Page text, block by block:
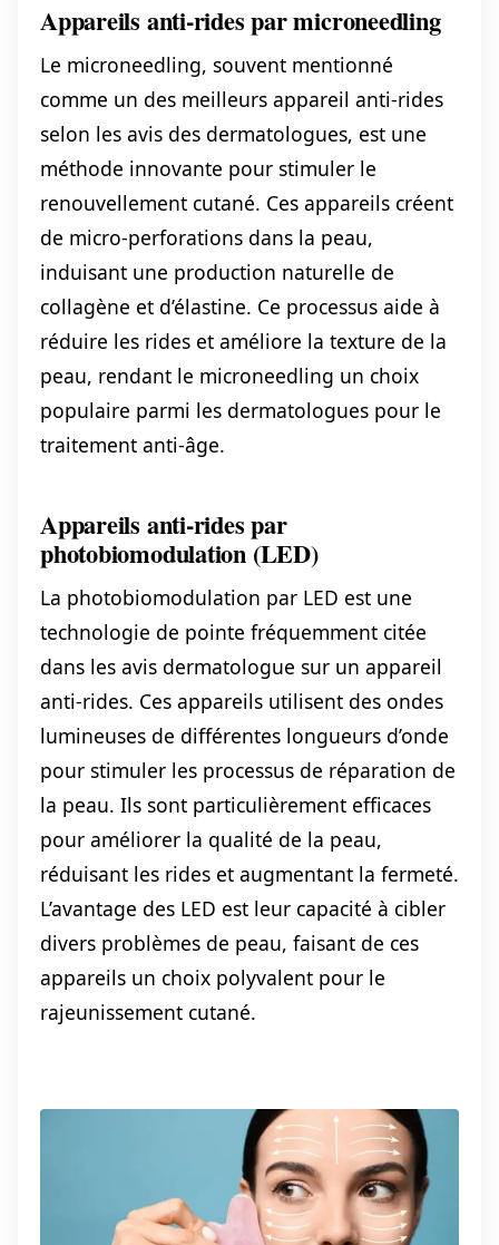
Appareils anti-rides par microneedling
Le microneedling, souvent mentionné
comme un des meilleurs appareil anti-rides
selon les avis des dermatologues, est une
méthode innovante pour stimuler le
renouvellement cutané. Ces appareils créent
de micro-perforations dans la peau,
induisant une production naturelle de
collagène et d’élastine. Ce processus aide à
réduire les rides et améliore la texture de la
peau, rendant le microneedling un choix
populaire parmi les dermatologues pour le
traitement anti-âge.
Appareils anti-rides par
photobiomodulation (LED)
La photobiomodulation par LED est une
technologie de pointe fréquemment citée
dans les avis dermatologue sur un appareil
anti-rides. Ces appareils utilisent des ondes
lumineuses de différentes longueurs d’onde
pour stimuler les processus de réparation de
la peau. Ils sont particulièrement efficaces
pour améliorer la qualité de la peau,
réduisant les rides et augmentant la fermeté.
L’avantage des LED est leur capacité à cibler
divers problèmes de peau, faisant de ces
appareils un choix polyvalent pour le
rajeunissement cutané.